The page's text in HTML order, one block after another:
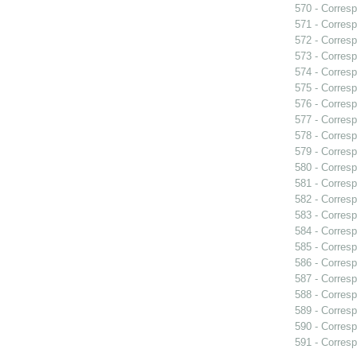
570 -
571 -
572 -
573 -
574 -
575 -
576 -
577 -
578 -
579 -
580 -
581 -
582 -
583 -
584 -
585 -
586 -
587 -
588 -
589 -
590 -
591 -